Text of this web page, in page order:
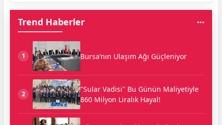
Trend Haberler
1 Bursa’nın Ulaşım Ağı Güçleniyor
2
"Sular Vadisi" Bu Günün Maliyetiyle
860 Milyon Liralık Hayal!